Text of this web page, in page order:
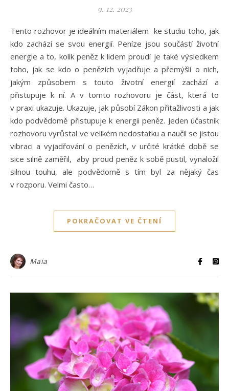
9. 12. 2023
Tento rozhovor je ideálním materiálem ke studiu toho, jak
kdo zachází se svou energií. Peníze jsou součástí životní
energie a to, kolik peněz k lidem proudí je také výsledkem
toho, jak se kdo o penězích vyjadřuje a přemýšlí o nich,
jakým způsobem s touto životní energií zachází a
přistupuje k ní. A v tomto rozhovoru je část, která to
v praxi ukazuje. Ukazuje, jak působí Zákon přitažlivosti a jak
kdo podvědomě přistupuje k energii peněz. Jeden účastník
rozhovoru vyrůstal ve velikém nedostatku a naučil se jistou
vibraci a vyjadřování o penězích, v určité krátké době se
sice silně zaměřil, aby proud peněz k sobě pustil, vynaložil
silnou touhu, ale podvědomě s tím byl za nějaký čas
v rozporu. Velmi často…
POKRAČOVAT VE ČTENÍ
Maia